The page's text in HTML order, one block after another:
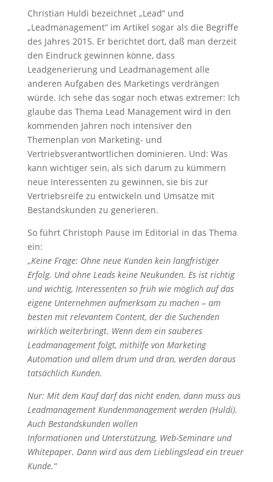
Christian Huldi bezeichnet „Lead“ und
„Leadmanagement“ im Artikel sogar als die Begriffe
des Jahres 2015. Er berichtet dort, daß man derzeit
den Eindruck gewinnen könne, dass
Leadgenerierung und Leadmanagement alle
anderen Aufgaben des Marketings verdrängen
würde. Ich sehe das sogar noch etwas extremer: Ich
glaube das Thema Lead Management wird in den
kommenden Jahren noch intensiver den
Themenplan von Marketing- und
Vertriebsverantwortlichen dominieren. Und: Was
kann wichtiger sein, als sich darum zu kümmern
neue Interessenten zu gewinnen, sie bis zur
Vertriebsreife zu entwickeln und Umsätze mit
Bestandskunden zu generieren.
So führt Christoph Pause im Editorial in das Thema
ein:
„Keine Frage: Ohne neue Kunden kein langfristiger
Erfolg. Und ohne Leads keine Neukunden. Es ist richtig
und wichtig, Interessenten so früh wie möglich auf das
eigene Unternehmen aufmerksam zu machen – am
besten mit relevantem Content, der die Suchenden
wirklich weiterbringt. Wenn dem ein sauberes
Leadmanagement folgt, mithilfe von Marketing
Automation und allem drum und dran, werden daraus
tatsächlich Kunden.
Nur: Mit dem Kauf darf das nicht enden, dann muss aus
Leadmanagement Kundenmanagement werden (Huldi).
Auch Bestandskunden wollen
Informationen und Unterstützung, Web-Seminare und
Whitepaper. Dann wird aus dem Lieblingslead ein treuer
Kunde.“